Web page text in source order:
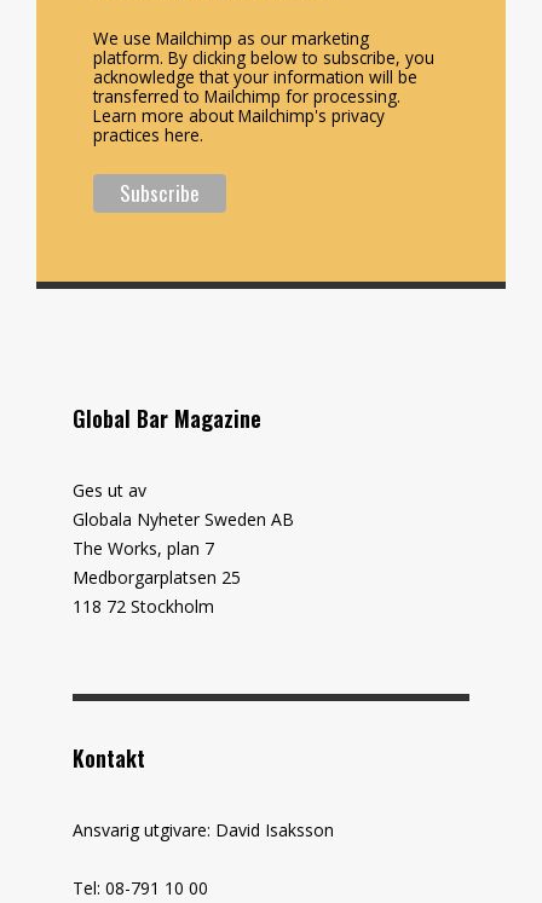
We use Mailchimp as our marketing
platform. By clicking below to subscribe, you
acknowledge that your information will be
transferred to Mailchimp for processing.
Learn more about Mailchimp's privacy
practices here.
Global Bar Magazine
Ges ut av
Globala Nyheter Sweden AB
The Works, plan 7
Medborgarplatsen 25
118 72 Stockholm
Kontakt
Ansvarig utgivare: David Isaksson
Tel: 08-791 10 00